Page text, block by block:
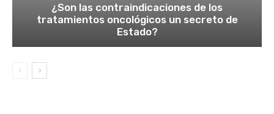
¿Son las contraindicaciones de los
tratamientos oncológicos un secreto de
Estado?